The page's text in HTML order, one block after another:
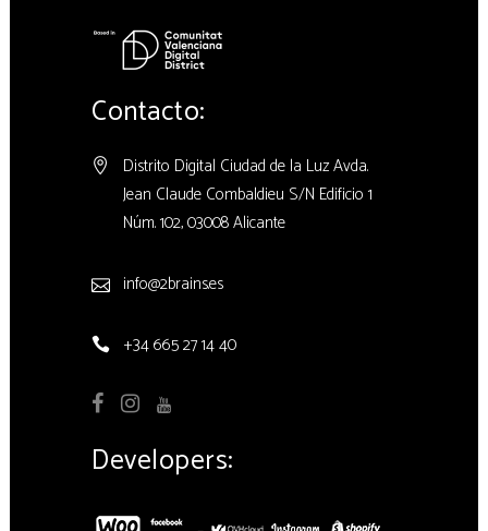
Contacto:
Distrito Digital Ciudad de la Luz Avda.
Jean Claude Combaldieu S/N Edificio 1
Núm. 102, 03008 Alicante
info@2brains.es
+34 665 27 14 40
Developers: